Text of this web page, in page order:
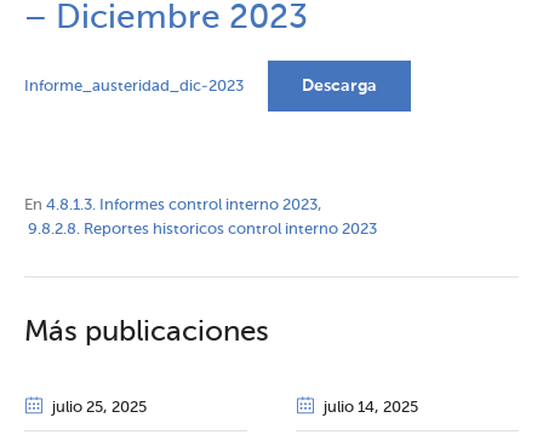
– Diciembre 2023
Informe_austeridad_dic-2023 Descarga
En 4.8.1.3. Informes control interno 2023,
9.8.2.8. Reportes historicos control interno 2023
Más publicaciones
julio 25, 2025 julio 14, 2025